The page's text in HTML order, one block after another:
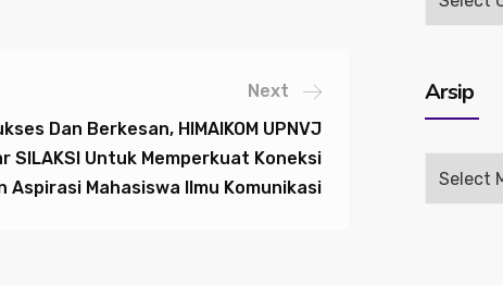
Next
Dan Berkesan, HIMAIKOM UPNVJ
SILAKSI Untuk Memperkuat Koneksi
Aspirasi Mahasiswa Ilmu Komunikasi
Arsip
Arsip